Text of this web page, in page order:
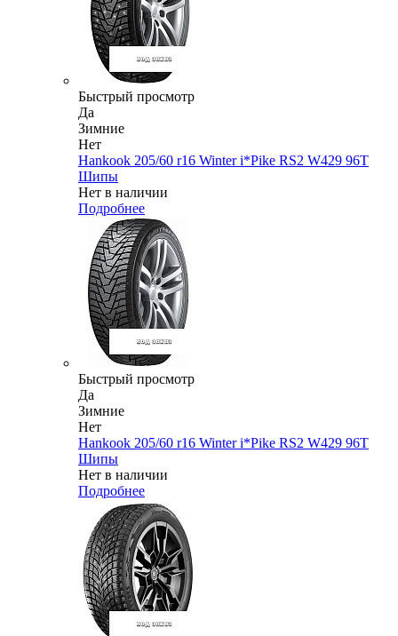
Быстрый просмотр
Да
Зимние
Нет
Hankook 205/60 r16 Winter i*Pike RS2 W429 96T
Шипы
Нет в наличии
Подробнее
Быстрый просмотр
Да
Зимние
Нет
Hankook 205/60 r16 Winter i*Pike RS2 W429 96T
Шипы
Нет в наличии
Подробнее